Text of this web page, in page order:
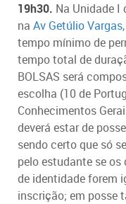
19h30. Na Unidade I
na Av Getúlio
tempo mínimo de
tempo total de
BOLSAS será
escolha (10 de
Conhecimentos
deverá estar de
sendo certo que só
pelo estudante se
de identidade forem
inscrição; em posse